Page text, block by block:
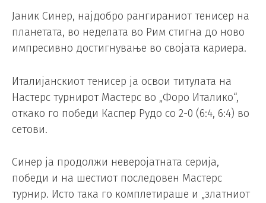
Јаник Синер, најдобро рангираниот тенисер на
планетата, во неделата во Рим стигна до ново
импресивно достигнување во својата кариера.
Италијанскиот тенисер ја освои титулата на
Настерс турнирот Мастерс во „Форо Италико“,
откако го победи Каспер Рудо со 2-0 (6:4, 6:4) во
сетови.
Синер ја продолжи неверојатната серија,
победи и на шестиот последовен Мастерс
турнир. Исто така го комплетираше и „златниот